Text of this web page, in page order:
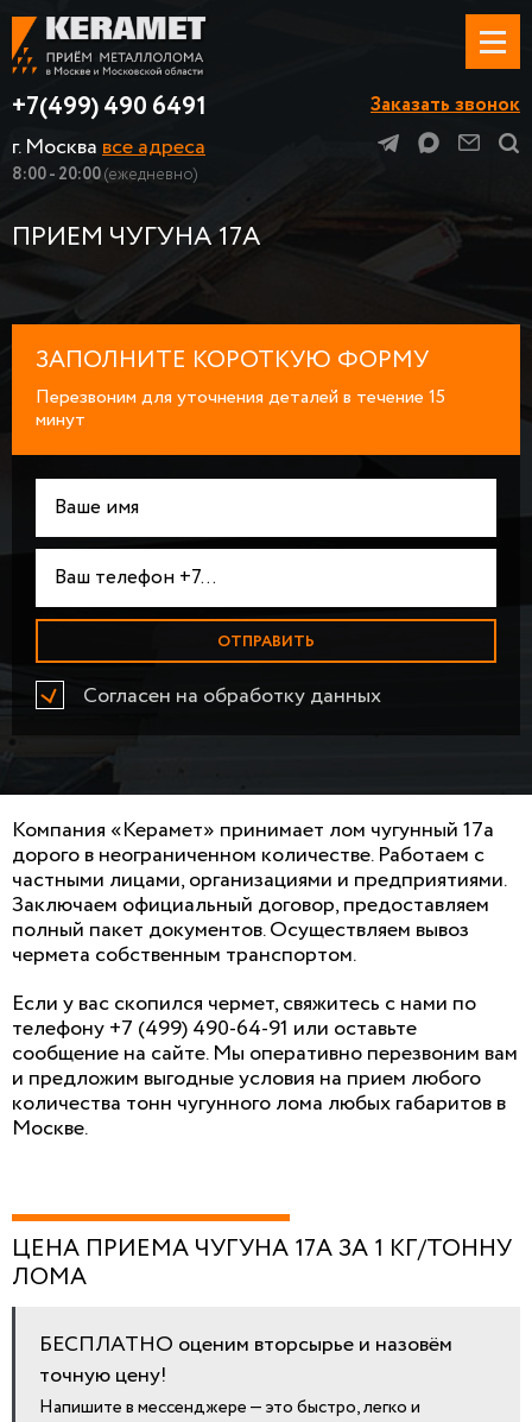
+7(499) 490 6491
г. Москвавсе адреса
8:00 - 20:00(ежедневно)
Заказать звонок
ПРИЕМ ЧУГУНА 17А
ЗАПОЛНИТЕ КОРОТКУЮ ФОРМУ
Перезвоним для уточнения деталей в течение 15
минут
Согласен на обработку данных
Компания «Керамет» принимает лом чугунный 17а
дорого в неограниченном количестве. Работаем с
частными лицами, организациями и предприятиями.
Заключаем официальный договор, предоставляем
полный пакет документов. Осуществляем вывоз
чермета собственным транспортом.
Если у вас скопился чермет, свяжитесь с нами по
телефону +7 (499) 490-64-91 или оставьте
сообщение на сайте. Мы оперативно перезвоним вам
и предложим выгодные условия на прием любого
количества тонн чугунного лома любых габаритов в
Москве.
ЦЕНА ПРИЕМА ЧУГУНА 17А ЗА 1 КГ/ТОННУ
ЛОМА
БЕСПЛАТНО оценим вторсырье и назовём
точную цену!
Напишите в мессенджере — это быстро, легко и